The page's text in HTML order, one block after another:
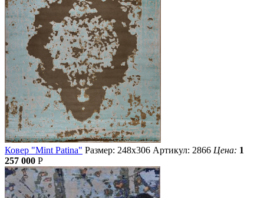
Ковер "Mint Patina" Размер: 248х306 Артикул: 2866 Цена: 1
257 000 Р